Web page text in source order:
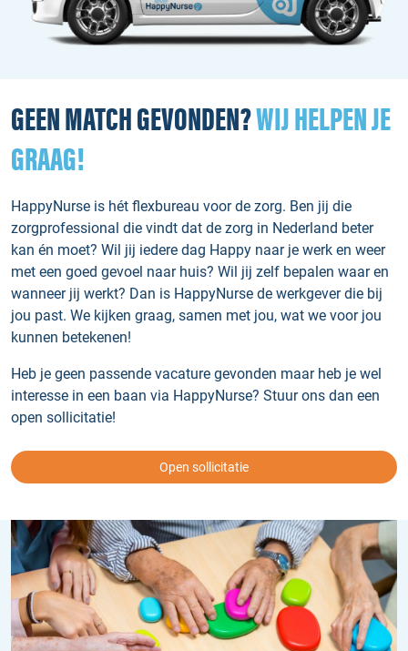
GEEN MATCH GEVONDEN?WIJ HELPEN JE
GRAAG!
HappyNurse is hét flexbureau voor de zorg. Ben jij die
zorgprofessional die vindt dat de zorg in Nederland beter
kan én moet? Wil jij iedere dag Happy naar je werk en weer
met een goed gevoel naar huis? Wil jij zelf bepalen waar en
wanneer jij werkt? Dan is HappyNurse de werkgever die bij
jou past. We kijken graag, samen met jou, wat we voor jou
kunnen betekenen!
Heb je geen passende vacature gevonden maar heb je wel
interesse in een baan via HappyNurse? Stuur ons dan een
open sollicitatie!
Open sollicitatie